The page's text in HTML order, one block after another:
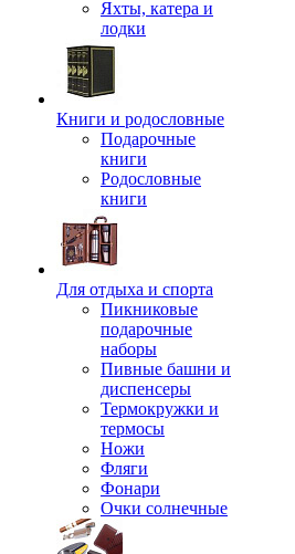
Яхты, катера и
лодки
Книги и родословные
Подарочные
книги
Родословные
книги
Для отдыха и спорта
Пикниковые
подарочные
наборы
Пивные башни и
диспенсеры
Термокружки и
термосы
Ножи
Фляги
Фонари
Очки солнечные